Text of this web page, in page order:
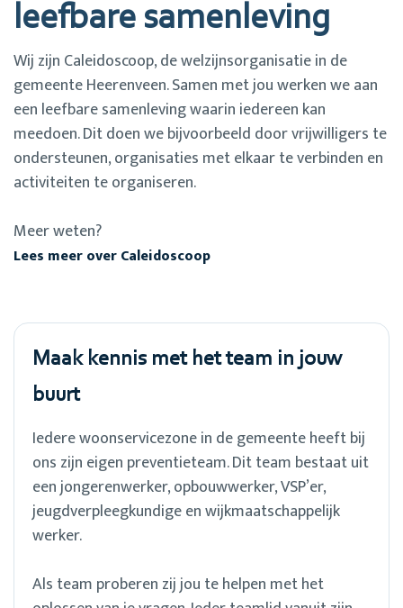
leefbare samenleving
Wij zijn Caleidoscoop, de welzijnsorganisatie in de
gemeente Heerenveen. Samen met jou werken we aan
een leefbare samenleving waarin iedereen kan
meedoen. Dit doen we bijvoorbeeld door vrijwilligers te
ondersteunen, organisaties met elkaar te verbinden en
activiteiten te organiseren.
Meer weten?
Lees meer over Caleidoscoop
Maak kennis met het team in jouw
buurt
Iedere woonservicezone in de gemeente heeft bij
ons zijn eigen preventieteam. Dit team bestaat uit
een jongerenwerker, opbouwwerker, VSP’er,
jeugdverpleegkundige en wijkmaatschappelijk
werker.
Als team proberen zij jou te helpen met het